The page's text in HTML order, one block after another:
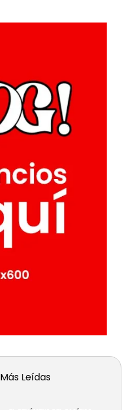
Más Leídas